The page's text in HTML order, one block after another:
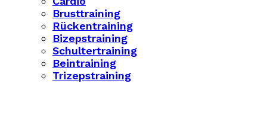
Brusttraining
Rückentraining
Bizepstraining
Schultertraining
Beintraining
Trizepstraining